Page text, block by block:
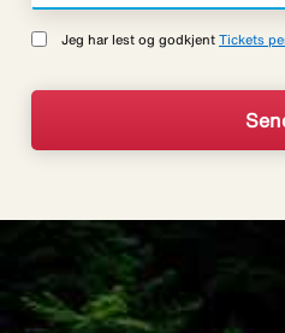
Jeg har lest og godkjent Tickets